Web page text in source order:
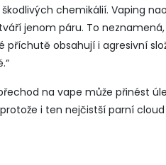
chemikálií. Vaping
jenom páru. To neznamená,
obsahují i agresivní
na vape může přinést
i ten nejčistší parní